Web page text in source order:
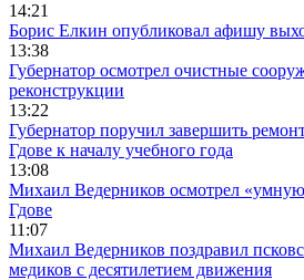
14:21
Борис Елкин опубликовал афишу
13:38
Губернатор осмотрел очистные
реконструкции
13:22
Губернатор поручил завершить
Гдове к началу учебного года
13:08
Михаил Ведерников осмотрел
Гдове
11:07
Михаил Ведерников поздравил
медиков с десятилетием движения